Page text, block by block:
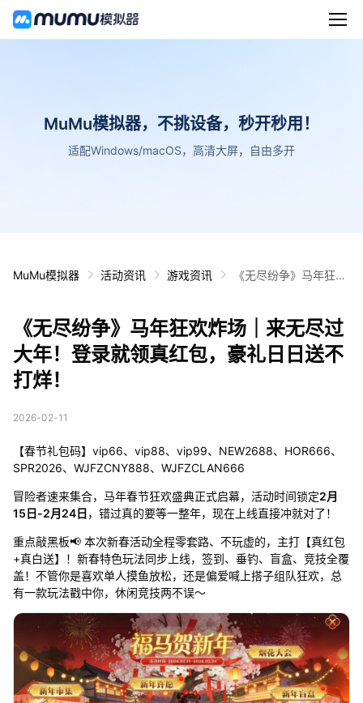
MuMu模拟器，不挑设备，秒开秒用！
适配Windows/macOS，高清大屏，自由多开
MuMu模拟器 活动资讯 游戏资讯
《无尽纷争》马年狂欢
日日送不打烊！
《无尽纷争》马年狂欢炸场｜来无尽过
大年！登录就领真红包，豪礼日日送不
打烊！
2026-02-11
【春节礼包码】vip66、vip88、vip99、NEW2688、HOR666、
SPR2026、WJFZCNY888、WJFZCLAN666
冒险者速来集合，马年春节狂欢盛典正式启幕，活动时间锁定2月
15日-2月24日 ，错过真的要等一整年，现在上线直接冲就对了！
重点敲黑板📢 本次新春活动全程零套路、不玩虚的，主打【真红包
+真白送】！新春特色玩法同步上线，签到、垂钓、盲盒、竞技全覆
盖！不管你是喜欢单人摸鱼放松，还是偏爱喊上搭子组队狂欢，总
有一款玩法戳中你，休闲竞技两不误～